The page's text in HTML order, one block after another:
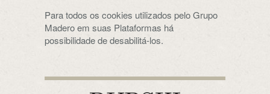
Para todos os cookies utilizados pelo Grupo
Madero em suas Plataformas há
possibilidade de desabilitá-los.